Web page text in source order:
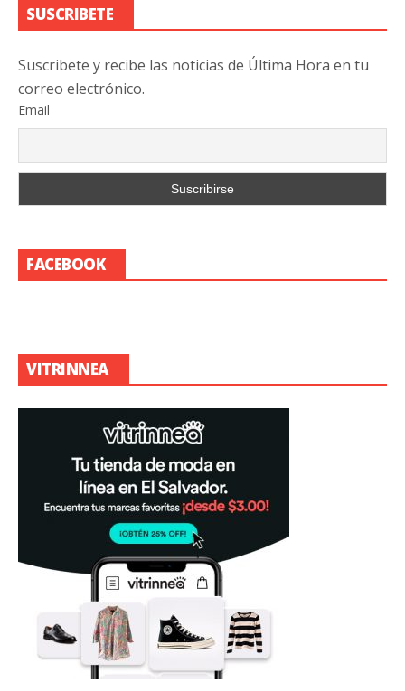
SUSCRIBETE
Suscribete y recibe las noticias de Última Hora en tu
correo electrónico.
Email
FACEBOOK
VITRINNEA